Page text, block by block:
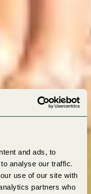
and ads, to
analyse our traffic.
use of our site with
partners who